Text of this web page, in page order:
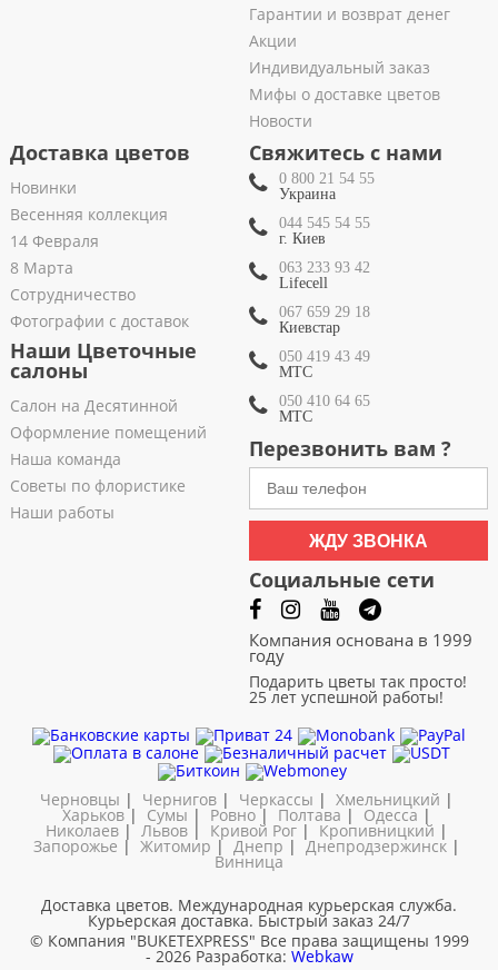
Гарантии и возврат денег
Акции
Индивидуальный заказ
Мифы о доставке цветов
Новости
Доставка цветов
Новинки
Весенняя коллекция
14 Февраля
8 Марта
Сотрудничество
Фотографии с доставок
Наши Цветочные
салоны
Салон на Десятинной
Оформление помещений
Наша команда
Советы по флористике
Наши работы
Свяжитесь с нами
0 800 21 54 55
Украина
044 545 54 55
г. Киев
063 233 93 42
Lifecell
067 659 29 18
Киевстар
050 419 43 49
МТС
050 410 64 65
МТС
Перезвонить вам ?
ЖДУ ЗВОНКА
Социальные сети
Компания основана в 1999
году
Подарить цветы так просто!
25 лет успешной работы!
Черновцы | Чернигов | Черкассы | Хмельницкий |
Харьков| Сумы | Ровно | Полтава | Одесса |
Николаев | Львов Кривой Рог | Кропивницкий |
Запорожье | Житомир | Днепр |Днепродзержинск |
Винница
Доставка цветов. Международная курьерская служба.
Курьерская доставка. Быстрый заказ 24/7
© Компания "BUKETEXPRESS" Все права защищены 1999
- 2026 Разработка: Webkaw